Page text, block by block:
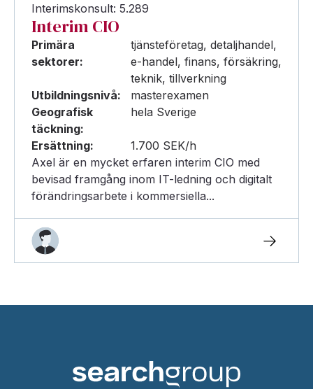
Interimskonsult: 5.289
Interim CIO
Primära
sektorer:
tjänsteföretag, detaljhandel,
e-handel, finans, försäkring,
teknik, tillverkning
Utbildningsnivå:
masterexamen
Geografisk
täckning:
hela Sverige
Ersättning:
1.700 SEK/h
Axel är en mycket erfaren interim CIO med
bevisad framgång inom IT-ledning och digitalt
förändringsarbete i kommersiella...